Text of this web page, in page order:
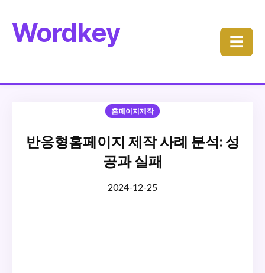
Wordkey ☰
홈페이지제작
반응형홈페이지 제작 사례 분석: 성
공과 실패
2024-12-25